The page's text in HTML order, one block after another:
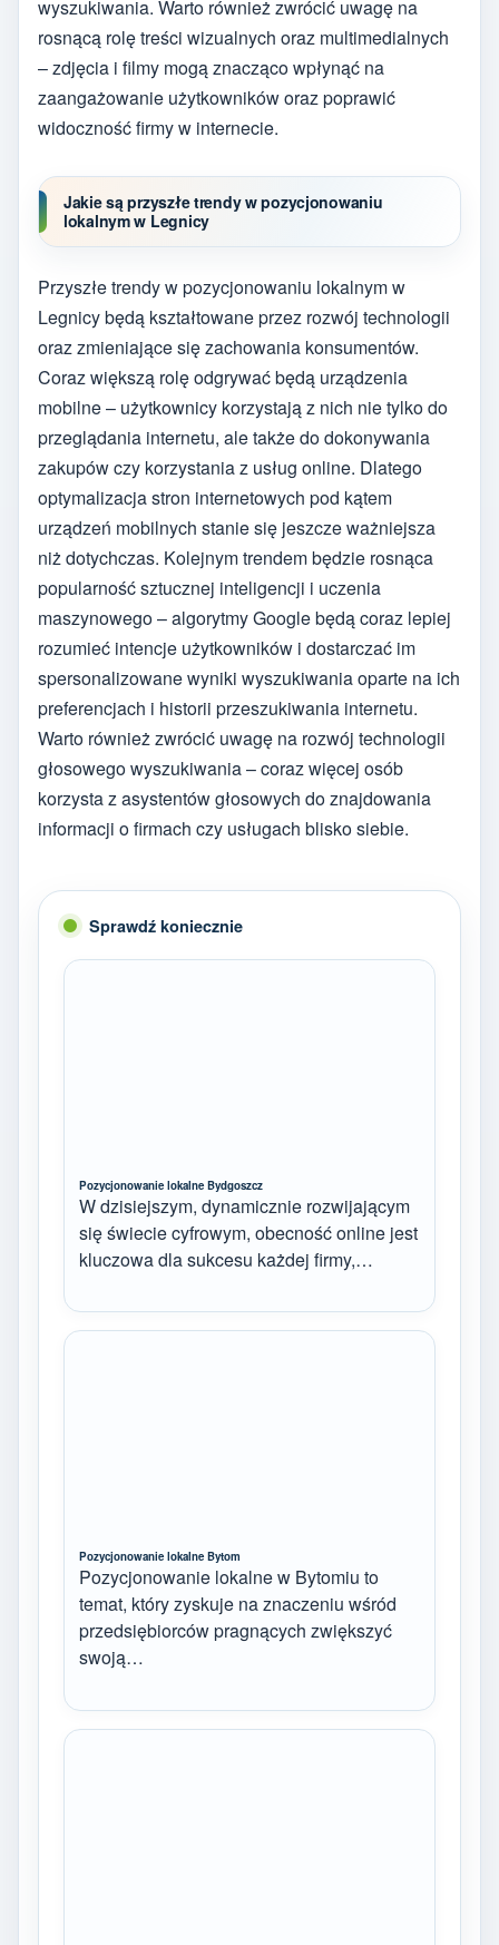
wyszukiwania. Warto również zwrócić uwagę na
rosnącą rolę treści wizualnych oraz multimedialnych
– zdjęcia i filmy mogą znacząco wpłynąć na
zaangażowanie użytkowników oraz poprawić
widoczność firmy w internecie.
Jakie są przyszłe trendy w pozycjonowaniu
lokalnym w Legnicy
Przyszłe trendy w pozycjonowaniu lokalnym w
Legnicy będą kształtowane przez rozwój technologii
oraz zmieniające się zachowania konsumentów.
Coraz większą rolę odgrywać będą urządzenia
mobilne – użytkownicy korzystają z nich nie tylko do
przeglądania internetu, ale także do dokonywania
zakupów czy korzystania z usług online. Dlatego
optymalizacja stron internetowych pod kątem
urządzeń mobilnych stanie się jeszcze ważniejsza
niż dotychczas. Kolejnym trendem będzie rosnąca
popularność sztucznej inteligencji i uczenia
maszynowego – algorytmy Google będą coraz lepiej
rozumieć intencje użytkowników i dostarczać im
spersonalizowane wyniki wyszukiwania oparte na ich
preferencjach i historii przeszukiwania internetu.
Warto również zwrócić uwagę na rozwój technologii
głosowego wyszukiwania – coraz więcej osób
korzysta z asystentów głosowych do znajdowania
informacji o firmach czy usługach blisko siebie.
Sprawdź koniecznie
Pozycjonowanie lokalne Bydgoszcz
W dzisiejszym, dynamicznie rozwijającym
się świecie cyfrowym, obecność online jest
kluczowa dla sukcesu każdej firmy,…
Pozycjonowanie lokalne Bytom
Pozycjonowanie lokalne w Bytomiu to
temat, który zyskuje na znaczeniu wśród
przedsiębiorców pragnących zwiększyć
swoją…